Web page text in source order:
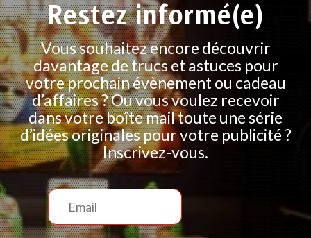
Restez informé(e)
Vous souhaitez encore découvrir
davantage de trucs et astuces pour
votre prochain évènement ou cadeau
d’affaires ? Ou vous voulez recevoir
dans votre boîte mail toute une série
d’idées originales pour votre publicité ?
Inscrivez-vous.